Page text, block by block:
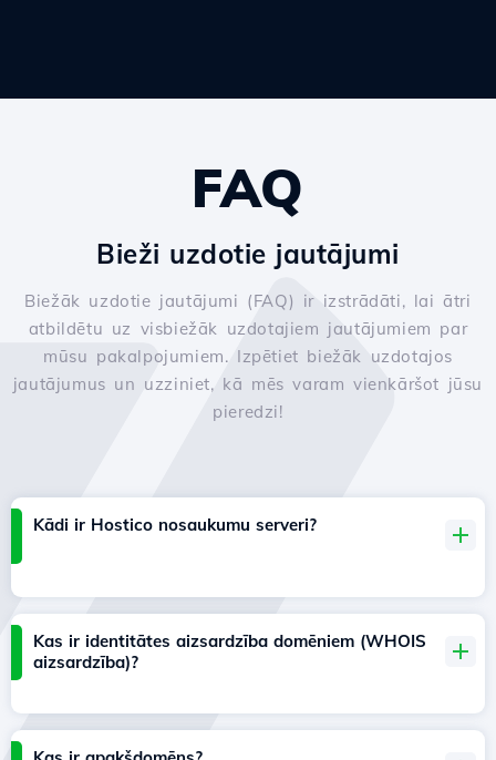
FAQ
Bieži uzdotie jautājumi
Biežāk uzdotie jautājumi (FAQ) ir izstrādāti, lai ātri
atbildētu uz visbiežāk uzdotajiem jautājumiem par
mūsu pakalpojumiem. Izpētiet biežāk uzdotajos
jautājumus un uzziniet, kā mēs varam vienkāršot jūsu
pieredzi!
Kādi ir Hostico nosaukumu serveri?
Kas ir identitātes aizsardzība domēniem (WHOIS
aizsardzība)?